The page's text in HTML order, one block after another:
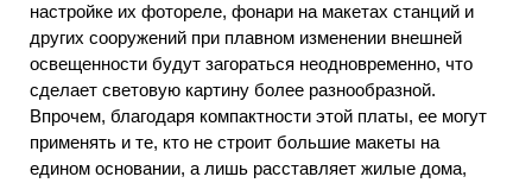
настройке их фотореле, фонари на макетах станций и
других сооружений при плавном изменении внешней
освещенности будут загораться неодновременно, что
сделает световую картину более разнообразной.
Впрочем, благодаря компактности этой платы, ее могут
применять и те, кто не строит большие макеты на
едином основании, а лишь расставляет жилые дома,